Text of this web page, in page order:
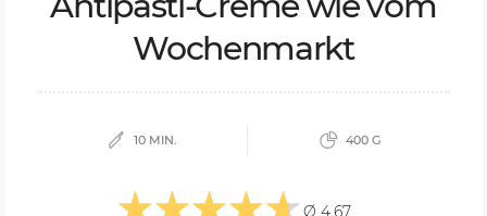
Wo­chen­markt
10 MIN. 400 G
Ø 4,67